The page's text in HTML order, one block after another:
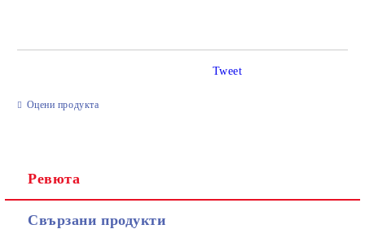
Оцени продукта
Tweet
Ревюта
Свързани продукти